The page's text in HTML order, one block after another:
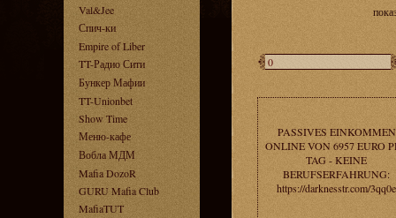
Val&Jee
Спич-ки
Empire of Liber
TT-Радио Сити
Бункер Мафии
TT-Unionbet
Show Time
Меню-кафе
Вобла МДМ
Mafia DozoR
GURU Mafia Club
MafiaTUT
PASSIVES EINKOMMEN
ONLINE VON 6957 EURO
TAG - KEINE
BERUFSERFAHRUNG:
https://darknesstr.com/3qq0e